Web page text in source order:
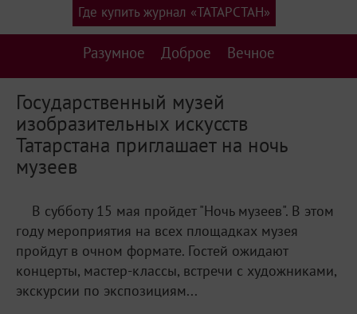
Разумное Доброе Вечное
Где купить журнал «ТАТАРСТАН»
Государственный музей
изобразительных искусств
Татарстана приглашает на ночь
музеев
В субботу 15 мая пройдет "Ночь музеев". В этом
году мероприятия на всех площадках музея
пройдут в очном формате. Гостей ожидают
концерты, мастер-классы, встречи с художниками,
экскурсии по экспозициям...